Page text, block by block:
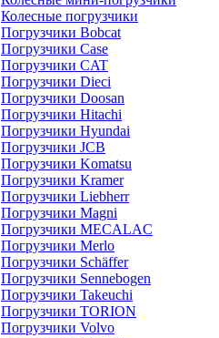
Колесные погрузчики
Погрузчики Bobcat
Погрузчики Case
Погрузчики CAT
Погрузчики Dieci
Погрузчики Doosan
Погрузчики Hitachi
Погрузчики Hyundai
Погрузчики JCB
Погрузчики Komatsu
Погрузчики Kramer
Погрузчики Liebherr
Погрузчики Magni
Погрузчики MECALAC
Погрузчики Merlo
Погрузчики Schäffer
Погрузчики Sennebogen
Погрузчики Takeuchi
Погрузчики TORION
Погрузчики Volvo